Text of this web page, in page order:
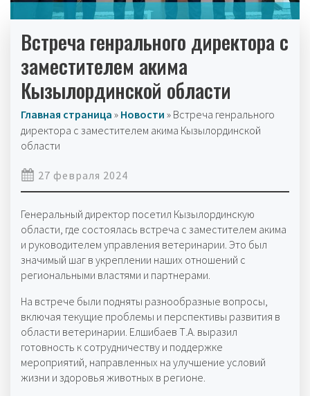
Встреча генрального директора с
заместителем акима
Кызылординской области
Главная страница » Новости » Встреча генрального
директора с заместителем акима Кызылординской
области
27 февраля 2024
Генеральный директор посетил Кызылординскую
области, где состоялась встреча с заместителем акима
и руководителем управления ветеринарии. Это был
значимый шаг в укреплении наших отношений с
региональными властями и партнерами.
На встрече были подняты разнообразные вопросы,
включая текущие проблемы и перспективы развития в
области ветеринарии. Елшибаев Т.А. выразил
готовность к сотрудничеству и поддержке
мероприятий, направленных на улучшение условий
жизни и здоровья животных в регионе.